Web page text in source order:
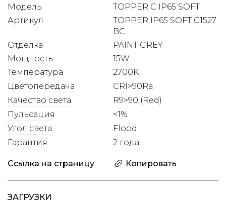
Артикул
TOPPER IP65 SOFT C1527
BC
Угол света Flood
Модель TOPPER C IP65 SOFT
Отделка
PAINT GREY
Мощность
15W
Пульсация <1%
Цветопередача
CRI>90Ra
Качество света
R9>90 (Red)
Температура 2700K
Гарантия 2 года
Ссылка на страницу Копировать
ЗАГРУЗКИ